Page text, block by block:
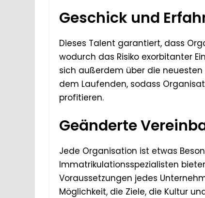
Geschick und
Dieses Talent garantiert, dass
wodurch das Risiko exorbitanter
sich außerdem über die
dem Laufenden, sodass
profitieren.
Geänderte
Jede Organisation ist etwas
Immatrikulationsspezialisten
Voraussetzungen jedes
Möglichkeit, die Ziele, die Kultur